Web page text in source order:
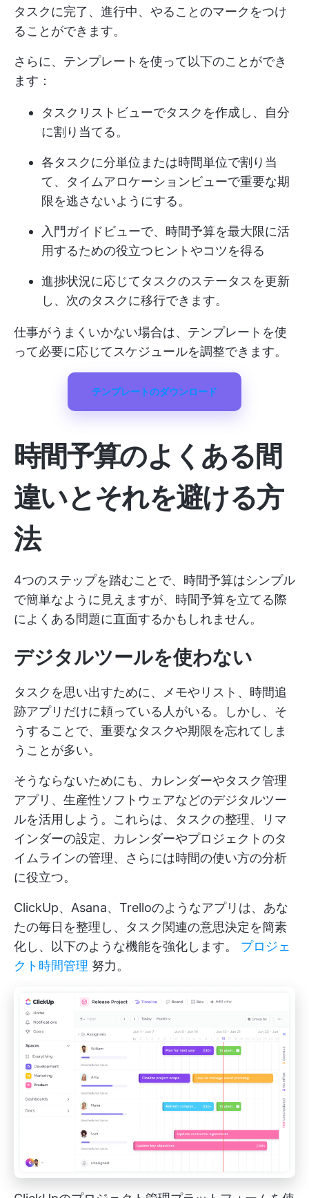
タスクに完了、進行中、やることのマークをつけ
ることができます。
さらに、テンプレートを使って以下のことができ
ます：
タスクリストビューでタスクを作成し、自分
に割り当てる。
各タスクに分単位または時間単位で割り当
て、タイムアロケーションビューで重要な期
限を逃さないようにする。
入門ガイドビューで、時間予算を最大限に活
用するための役立つヒントやコツを得る
進捗状況に応じてタスクのステータスを更新
し、次のタスクに移行できます。
仕事がうまくいかない場合は、テンプレートを使
って必要に応じてスケジュールを調整できます。
テンプレートのダウンロード
時間予算のよくある間
違いとそれを避ける方
法
4つのステップを踏むことで、時間予算はシンプル
で簡単なように見えますが、時間予算を立てる際
によくある問題に直面するかもしれません。
デジタルツールを使わない
タスクを思い出すために、メモやリスト、時間追
跡アプリだけに頼っている人がいる。しかし、そ
うすることで、重要なタスクや期限を忘れてしま
うことが多い。
そうならないためにも、カレンダーやタスク管理
アプリ、生産性ソフトウェアなどのデジタルツー
ルを活用しよう。これらは、タスクの整理、リマ
インダーの設定、カレンダーやプロジェクトのタ
イムラインの管理、さらには時間の使い方の分析
に役立つ。
ClickUp、Asana、Trelloのようなアプリは、あな
たの毎日を整理し、タスク関連の意思決定を簡素
化し、以下のような機能を強化します。 プロジェ
クト時間管理 努力。